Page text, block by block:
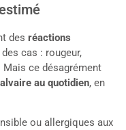
des réactions
cas : rougeur,
ce désagrément
au quotidien, en
ou allergiques aux